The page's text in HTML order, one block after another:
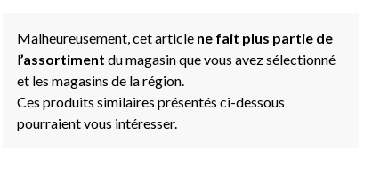
Malheureusement, cet article ne fait plus partie de
l’assortiment du magasin que vous avez sélectionné
et les magasins de la région.
Ces produits similaires présentés ci-dessous
pourraient vous intéresser.